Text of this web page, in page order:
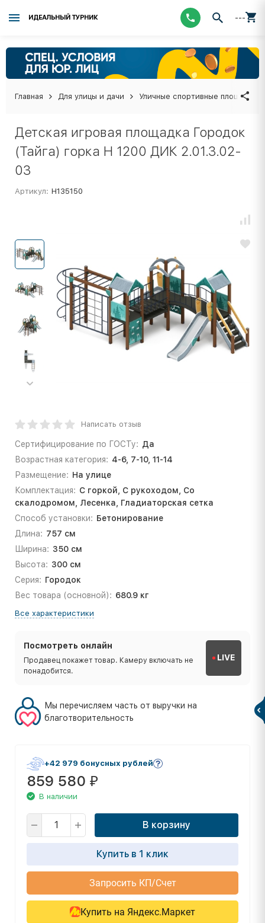
ИДЕАЛЬНЫЙ ТУРНИК ---
Главная Для улицы и дачи Уличные спортивные площадки
Детская игровая площадка Городок
(Тайга) горка Н 1200 ДИК 2.01.3.02-
03
Артикул: Н135150
Написать отзыв
Сертифицирование по ГОСТу: Да
Возрастная категория: 4-6, 7-10, 11-14
Размещение: На улице
Комплектация: С горкой, С рукоходом, Со
скалодромом, Лесенка, Гладиаторская сетка
Способ установки: Бетонирование
Длина: 757 см
Ширина: 350 см
Высота: 300 см
Серия: Городок
Вес товара (основной): 680.9 кг
Все характеристики
Посмотреть онлайн
Продавец покажет товар. Камеру включать не
понадобится.
LIVE
Мы перечисляем часть от выручки на
благотворительность
+42 979 бонусных рублей
859 580 ₽
В наличии
В корзину
Купить в 1 клик
Запросить КП/Счет
Купить на Яндекс.Маркет